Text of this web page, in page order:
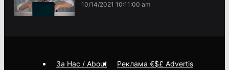
10/14/2021 10:11:00 am
За Нас / About
Реклама €$£ Advertis